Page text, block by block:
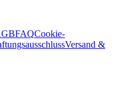
FAQCookie-
Versand &